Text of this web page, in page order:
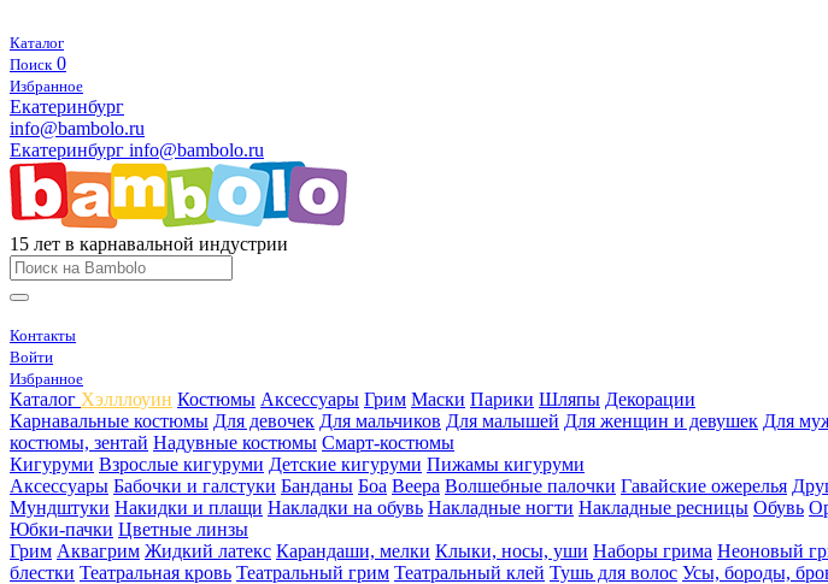
Каталог
Поиск 0
Избранное
Екатеринбург
info@bambolo.ru
Екатеринбург info@bambolo.ru
15 лет в карнавальной индустрии
Контакты
Войти
Избранное
Каталог Хэлллоуин Костюмы Аксессуары Грим Маски Парики Шляпы Декорации
Карнавальные костюмы Для девочек Для мальчиков Для малышей Для женщин и девушек Для
костюмы, зентай Надувные костюмы Смарт-костюмы
Кигуруми Взрослые кигуруми Детские кигуруми Пижамы кигуруми
Аксессуары Бабочки и галстуки Банданы Боа Веера Волшебные палочки Гавайские ожерелья
Мундштуки Накидки и плащи Накладки на обувь Накладные ногти Накладные ресницы Обувь
Юбки-пачки Цветные линзы
Грим Аквагрим Жидкий латекс Карандаши, мелки Клыки, носы, уши Наборы грима Неоновый
блестки Театральная кровь Театральный грим Театральный клей Тушь для волос Усы, бороды,